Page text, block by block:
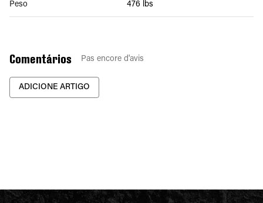
Peso 476 lbs
Comentários Pas encore d'avis
ADICIONE ARTIGO